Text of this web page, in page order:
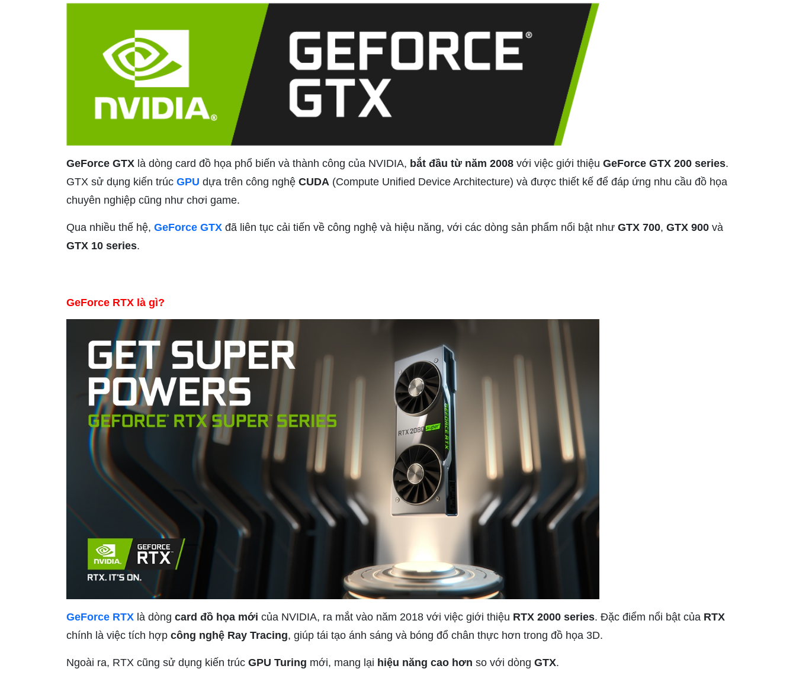
GeForce GTX là dòng card đồ họa phổ biến và thành công của NVIDIA, bắt đầu từ năm 2008 với việc giới thiệu GeForce GTX 200 series.
GTX sử dụng kiến trúc GPU dựa trên công nghệ CUDA (Compute Unified Device Architecture) và được thiết kế để đáp ứng nhu cầu đồ họa
chuyên nghiệp cũng như chơi game.
Qua nhiều thế hệ, GeForce GTX đã liên tục cải tiến về công nghệ và hiệu năng, với các dòng sản phẩm nổi bật như GTX 700, GTX 900 và
GTX 10 series.
GeForce RTX là gì?
GeForce RTX là dòng card đồ họa mới của NVIDIA, ra mắt vào năm 2018 với việc giới thiệu RTX 2000 series. Đặc điểm nổi bật của RTX
chính là việc tích hợp công nghệ Ray Tracing, giúp tái tạo ánh sáng và bóng đổ chân thực hơn trong đồ họa 3D.
Ngoài ra, RTX cũng sử dụng kiến trúc GPU Turing mới, mang lại hiệu năng cao hơn so với dòng GTX.